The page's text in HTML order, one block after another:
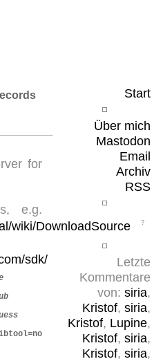
Start
Über mich
Mastodon
Email
Archiv
RSS
Letzte
Kommentare
von: siria,
Kristof, siria,
Kristof, Lupine,
Kristof, siria,
Kristof, siria,
for
e.g.
wiki/DownloadSource
sdk/